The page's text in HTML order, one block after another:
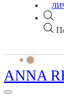
ANNA